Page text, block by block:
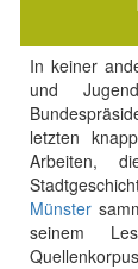
In keiner
und
letzten
Arbeiten,
Münster
seinem